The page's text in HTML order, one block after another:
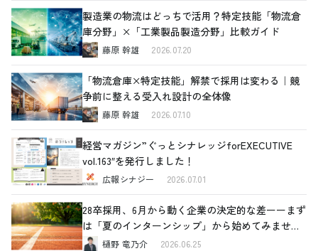
製造業の物流はどっちで活用？特定技能「物流倉
庫分野」×「工業製品製造分野」比較ガイド
藤原 幹雄 2026.07.20
「物流倉庫×特定技能」解禁で採用は変わる｜競
争前に整える受入れ設計の全体像
藤原 幹雄 2026.07.10
経営マガジン”ぐっとシナレッジforEXECUTIVE
vol.163″を発行しました！
広報シナジー 2026.07.01
28卒採用、6月から動く企業の決定的な差ーーまず
は「夏のインターンシップ」から始めてみません
か
樋野 竜乃介 2026.06.25